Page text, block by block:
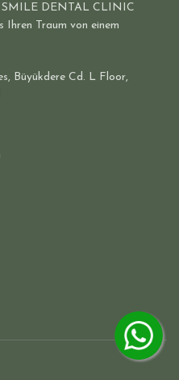
DENTAL CLINIC
Ihren Traum von einem
Büyükdere Cd. L Floor,